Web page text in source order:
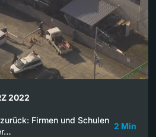
2022
Firmen und Schulen
2 Min